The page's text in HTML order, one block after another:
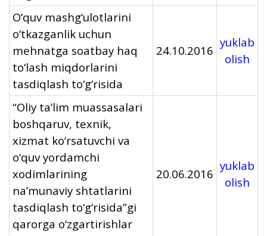
O‘quv mashg‘ulotlarini
o‘tkazganlik uchun
mehnatga soatbay haq
to‘lash miqdorlarini
tasdiqlash to‘g‘risida
24.10.2016
yuklab
olish
“Oliy ta’lim muassasalari
boshqaruv, texnik,
xizmat ko‘rsatuvchi va
o‘quv yordamchi
xodimlarining
na’munaviy shtatlarini
tasdiqlash to‘g‘risida”gi
qarorga o‘zgartirishlar
20.06.2016
yuklab
olish